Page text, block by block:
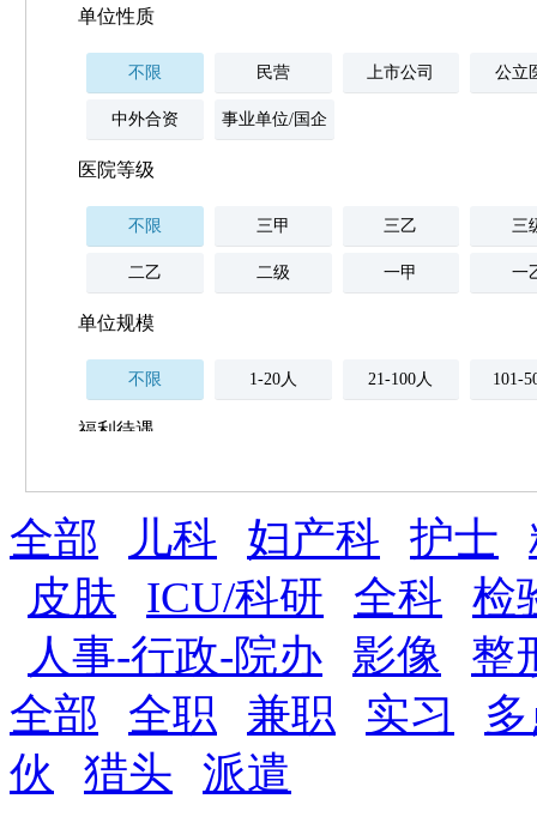
单位性质
不限 民营 上市公司 公立
中外合资 事业单位/国企
医院等级
不限 三甲 三乙 三
二乙 二级 一甲 一
单位规模
不限 1-20人 21-100人 101-
福利待遇
薪资与社保
五险 住房公积金 企业
全勤奖 加班补助 全薪病假 股票
法定节假日三薪 工龄奖 带薪年假 年终
晋升与政策
8小时工作制 周末双休
全部 儿科 妇产科 护士
皮肤
ICU/科研 全科
检
人事-行政-院办
影像
整
全部
全职 兼职 实习
伙
猎头 派遣